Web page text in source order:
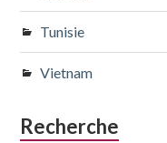
Tunisie
Vietnam
Recherche